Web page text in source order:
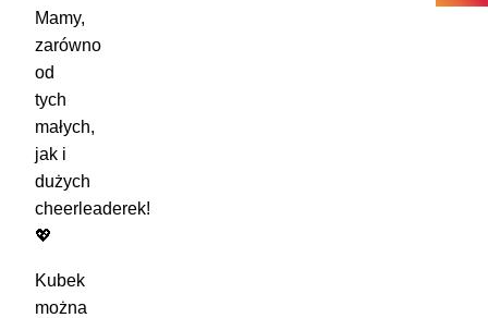
Mamy,
zarówno
od
tych
małych,
jak i
dużych
cheerleaderek!
💖
Kubek
można